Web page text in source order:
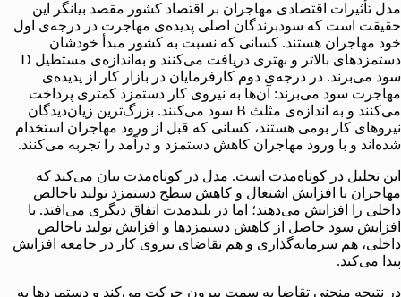
مدل تأثیرات اقتصادی مهاجران بر اقتصاد کشور مقصد بیانگر این
حقیقت است که سودبرندگان اصلی پدیده‌ی مهاجرت در درجه‌ی اول
خود مهاجران هستند. کسانی که نسبت به کشور مبدأ خودشان
دستمزدهای بالاتر و بهتری دریافت می‌کنند و به‌اندازه‌ی مستطیل D
سود می‌برند. در درجه‌ی دوم کارفرمایان در بازار کار از پدیده‌ی
مهاجرت سود می‌برند: آن‌ها به نیروی کار دستمزد کمتری پرداخت
می‌کنند و به اندازه‌ی مثلث B سود می‌کنند. بزرگ‌ترین زیان‌دیدگان
نیروهای کار بومی هستند، کسانی که قبل از ورود مهاجران استخدام
شده‌اند و با ورود مهاجران کاهش دستمزد و درآمد را تجربه می‌کنند.
این تحلیل در کوتاه‌مدت است. مدل در کوتاه‌مدت بیان می‌کند که
مهاجران با افزایش اشتغال و کاهش سطح دستمزد تولید ناخالص
داخلی را افزایش می‌دهند؛ اما در بلندمدت اتفاق دیگری می‌افتد. با
افزایش سود حاصل از کاهش دستمزدها و افزایش تولید ناخالص
داخلی،‌ هم سرمایه‌گذاری و هم تقاضای نیروی کار در جامعه افزایش
پیدا می‌کند.
در نتیجه منحنی تقاضا به سمت بیرون حرکت می‌کند و دستمزدها به